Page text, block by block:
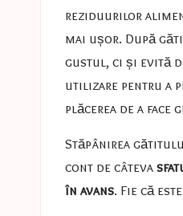
reziduurilor
mai ușor. După
gustul, ci și evită
utilizare pentru a
plăcerea de a face
Stăpânirea
cont de câteva
în avans. Fie că